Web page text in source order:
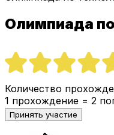
Олимпиада
Количество
1 прохождение = 2